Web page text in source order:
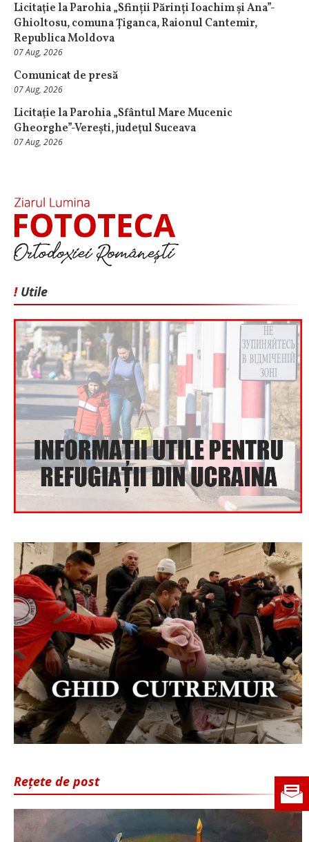
! Utile
Rețete de post
Licitaţie la Parohia „Sfinții Părinți Ioachim și Ana”-
Ghioltosu, comuna Țiganca, Raionul Cantemir,
Republica Moldova
07 Aug, 2026
Comunicat de presă
07 Aug, 2026
Licitaţie la Parohia „Sfântul Mare Mucenic
Gheorghe”-Verești, judeţul Suceava
07 Aug, 2026